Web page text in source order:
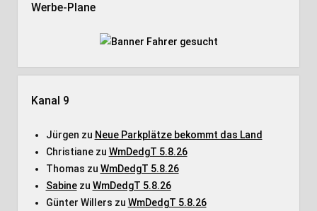
Werbe-Plane
Kanal 9
Jürgen zu Neue Parkplätze bekommt das Land
Christianezu WmDedgT 5.8.26
Thomas zu WmDedgT 5.8.26
Sabinezu WmDedgT 5.8.26
Günter Willers zu WmDedgT 5.8.26